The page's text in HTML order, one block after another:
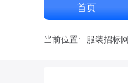
首页
当前位置: 服装招标网